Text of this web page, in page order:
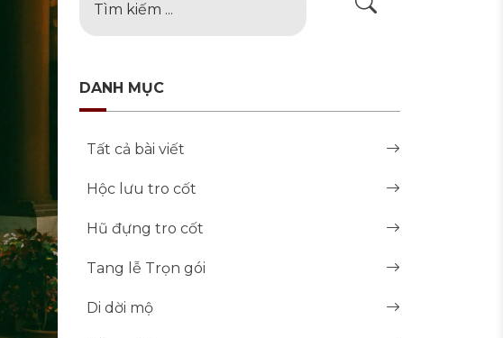
DANH MỤC
Tất cả bài viết
Hộc lưu tro cốt
Hũ đựng tro cốt
Tang lễ Trọn gói
Di dời mộ